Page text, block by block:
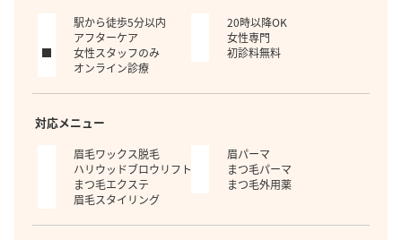
駅から徒歩5分以内
20時以降OK
アフターケア
女性専門
女性スタッフのみ
初診料無料
オンライン診療
対応メニュー
眉毛ワックス脱毛
眉パーマ
ハリウッドブロウリフト
まつ毛パーマ
まつ毛エクステ
まつ毛外用薬
眉毛スタイリング